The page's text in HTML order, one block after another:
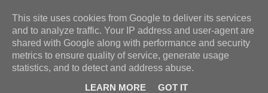
Ιερόσυλοι έκλεψαν τάματα από Ιερό Ναό στις Σέρρες
ΚΕΝΤΡΙΚΗ ΑΝΑ ΚΑΤΗΓΟΡΙΑ
ΕΙΔΗΣΕΙΣ ΑΝΑ ΠΕΡΙΟΧΗ
ΠΡΟΣΦΑΤΑ ΝΕΑ
This site uses cookies from Google to deliver its services
and to analyze traffic. Your IP address and user-agent are
shared with Google along with performance and security
metrics to ensure quality of service, generate usage
statistics, and to detect and address abuse.
LEARN MORE
GOT IT